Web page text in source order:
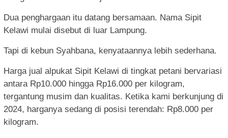
Dua penghargaan itu datang bersamaan. Nama Sipit
Kelawi mulai disebut di luar Lampung.
Tapi di kebun Syahbana, kenyataannya lebih sederhana.
Harga jual alpukat Sipit Kelawi di tingkat petani bervariasi
antara Rp10.000 hingga Rp16.000 per kilogram,
tergantung musim dan kualitas. Ketika kami berkunjung di
2024, harganya sedang di posisi terendah: Rp8.000 per
kilogram.